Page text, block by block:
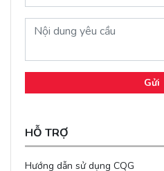
Gửi
HỖ TRỢ
Hướng dẫn sử dụng CQG